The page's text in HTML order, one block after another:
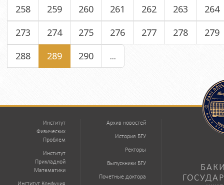
258
259 260 261 262 263
264
273
274 275 276 277 278
279
288
289 290 ...
Институт
Физических
Проблем
Институт
Прикладной
Математики
Архив новостей
История БГУ
Ректоры
Выпускники БГУ
Почетные доктора